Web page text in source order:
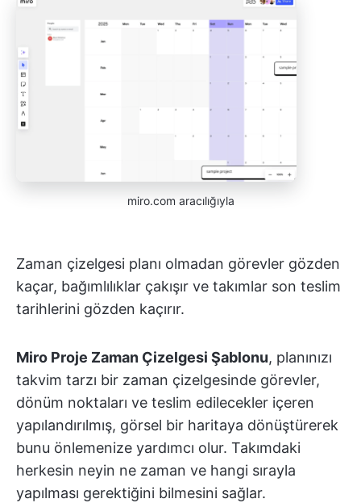
miro.com aracılığıyla
Zaman çizelgesi planı olmadan görevler gözden
kaçar, bağımlılıklar çakışır ve takımlar son teslim
tarihlerini gözden kaçırır.
Miro Proje Zaman Çizelgesi Şablonu, planınızı
takvim tarzı bir zaman çizelgesinde görevler,
dönüm noktaları ve teslim edilecekler içeren
yapılandırılmış, görsel bir haritaya dönüştürerek
bunu önlemenize yardımcı olur. Takımdaki
herkesin neyin ne zaman ve hangi sırayla
yapılması gerektiğini bilmesini sağlar.